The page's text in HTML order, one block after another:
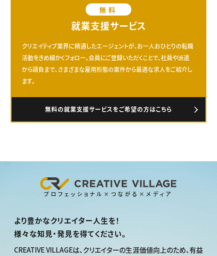
無料
就業支援サービス
クリエイティブ業界に精通したエージェントが、お一人おひとりの転職
活動をきめ細かくフォロー。会員にご登録いただくことで、社員や派遣
から請負まで、さまざまな雇用形態の案件から最適な求人をご紹介し
ます。
無料の就業支援サービスをご希望の方はこちら
プロフェッショナル×つながる×メディア
より豊かなクリエイター人生を！
様々な知見・発見を得てください。
CREATIVE VILLAGEは、 クリエイターの生涯価値向上のため、有益